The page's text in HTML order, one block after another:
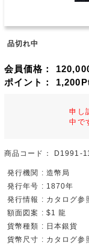
品切れ中
会員価格：
ポイント： 1,200
申し
中で
商品コード： D1991-
発行機関 : 造幣局
発行年号 : 1870年
発行情報 : カタログ参
額面図案 : $1 龍
貨幣種類 : 日本銀貨
貨幣尺寸 : カタログ参